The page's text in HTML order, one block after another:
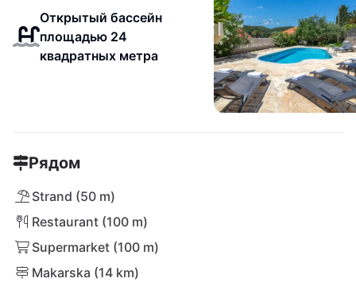
Открытый бассейн
площадью 24
квадратных метра
Рядом
Strand (50 m)
Restaurant (100 m)
Supermarket (100 m)
Makarska (14 km)